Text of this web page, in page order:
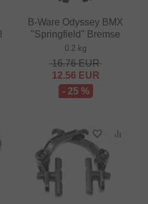
B-Ware Odyssey BMX
"Springfield" Bremse
0.2 kg
16.76EUR
12.56 EUR
- 25 %